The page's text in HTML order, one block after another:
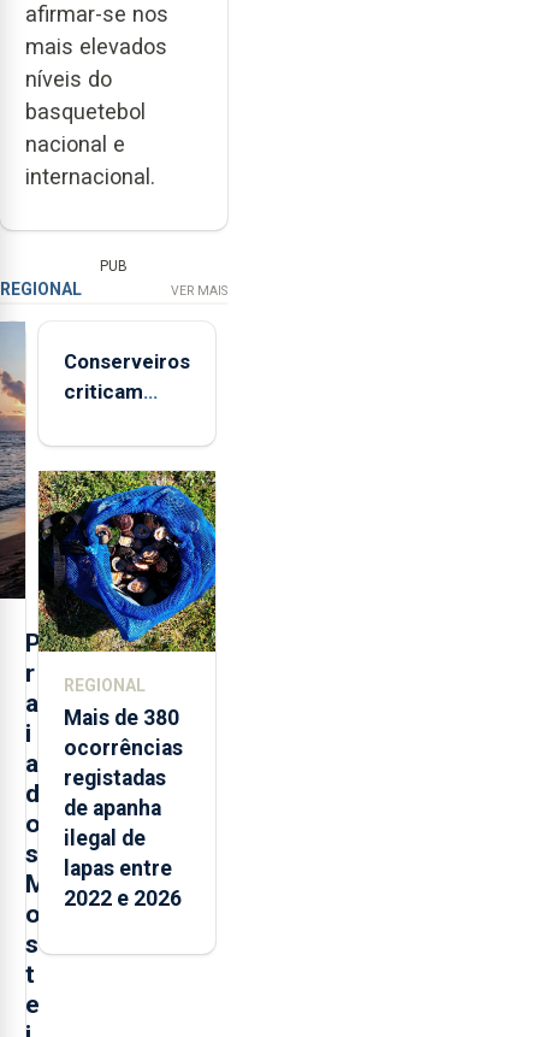
afirmar-se nos
mais elevados
níveis do
basquetebol
nacional e
internacional.
PUB
REGIONAL VER MAIS
P
r
a
i
a
d
o
s
M
o
s
t
e
Conserveiros
criticam
brancas com
selo Marca
Açores
REGIONAL
Mais de 380
ocorrências
registadas
de apanha
ilegal de
lapas entre
2022 e 2026